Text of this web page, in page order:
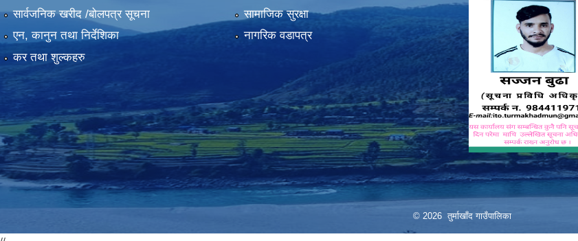
सार्वजनिक खरीद /बोलपत्र सूचना
एन, कानुन तथा निर्देशिका
कर तथा शुल्कहरु
सामाजिक सुरक्षा
नागरिक वडापत्र
© 2026 तुर्माखाँद गाउँपालिका